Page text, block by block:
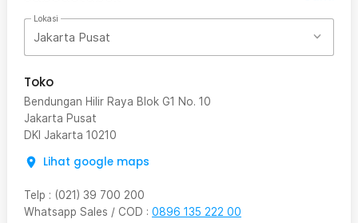
Lokasi
Jakarta Pusat
Toko
Bendungan Hilir Raya Blok G1 No. 10
Jakarta Pusat
DKI Jakarta 10210
Lihat google maps
Telp : (021) 39 700 200
Whatsapp Sales / COD : 0896 135 222 00